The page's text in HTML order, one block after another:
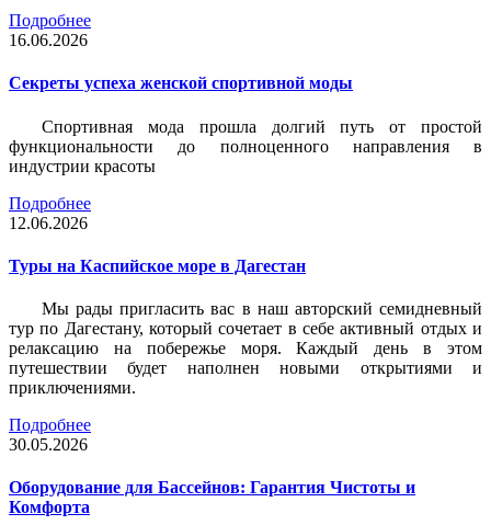
Подробнее
16.06.2026
Секреты успеха женской спортивной моды
Спортивная мода прошла долгий путь от простой
функциональности до полноценного направления в
индустрии красоты
Подробнее
12.06.2026
Туры на Каспийское море в Дагестан
Мы рады пригласить вас в наш авторский семидневный
тур по Дагестану, который сочетает в себе активный отдых и
релаксацию на побережье моря. Каждый день в этом
путешествии будет наполнен новыми открытиями и
приключениями.
Подробнее
30.05.2026
Оборудование для Бассейнов: Гарантия Чистоты и
Комфорта